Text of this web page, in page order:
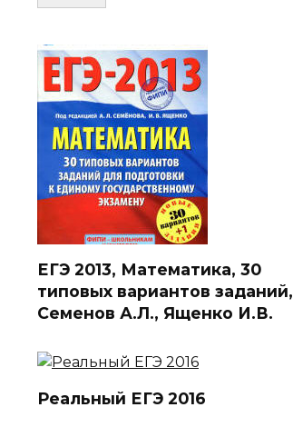
ЕГЭ 2013, Математика, 30
типовых вариантов заданий,
Семенов А.Л., Ященко И.В.
Реальный ЕГЭ 2016